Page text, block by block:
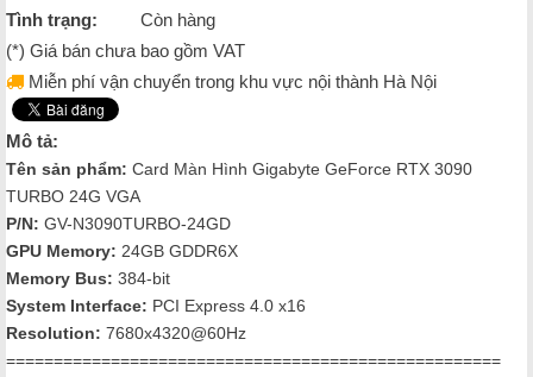
Tình trạng: Còn hàng
(*) Giá bán chưa bao gồm VAT
Miễn phí vận chuyển trong khu vực nội thành Hà Nội
Mô tả:
Tên sản phẩm: Card Màn Hình Gigabyte GeForce RTX 3090
TURBO 24G VGA
P/N: GV-N3090TURBO-24GD
GPU Memory: 24GB GDDR6X
Memory Bus: 384-bit
System Interface: PCI Express 4.0 x16
Resolution: 7‎680x4320@60Hz
====================================================